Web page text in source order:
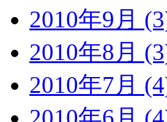
2010年9月
2010年8月
2010年7月